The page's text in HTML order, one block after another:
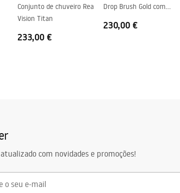
Conjunto de chuveiro Rea
Vision Titan
233,00 €
Drop Brush Gold com
230,00 €
com novidades e promoções!